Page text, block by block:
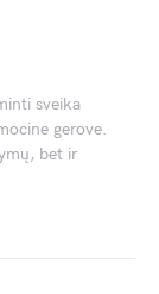
sveika
gerove.
bet ir